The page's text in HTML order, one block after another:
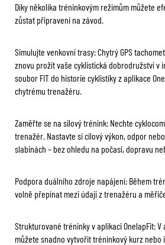
Díky několika tréninkovým režimům můžete
zůstat připraveni na závod.
Simulujte venkovní trasy: Chytrý GPS
znovu prožít vaše cyklistická dobrodružství v
soubor FIT do historie cyklistiky z aplikace
chytrému trenažéru.
Zaměřte se na silový trénink: Nechte
trenažér. Nastavte si cílový výkon, odpor
slabinách – bez ohledu na počasí, dopravu
Podpora duálního zdroje napájení: Během
volně přepínat mezi údaji z trenažéru a
Strukturované tréninky v aplikaci OnelapFit: V
můžete snadno vytvořit tréninkový kurz nebo